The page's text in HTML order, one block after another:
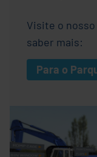
Visite o
saber mais:
Para o